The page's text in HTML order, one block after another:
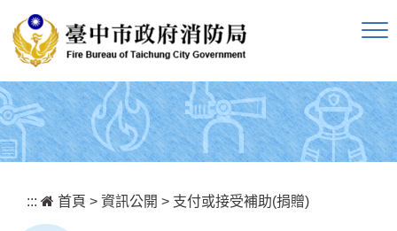
::: 首頁 > 資訊公開 > 支付或接受補助(捐贈)